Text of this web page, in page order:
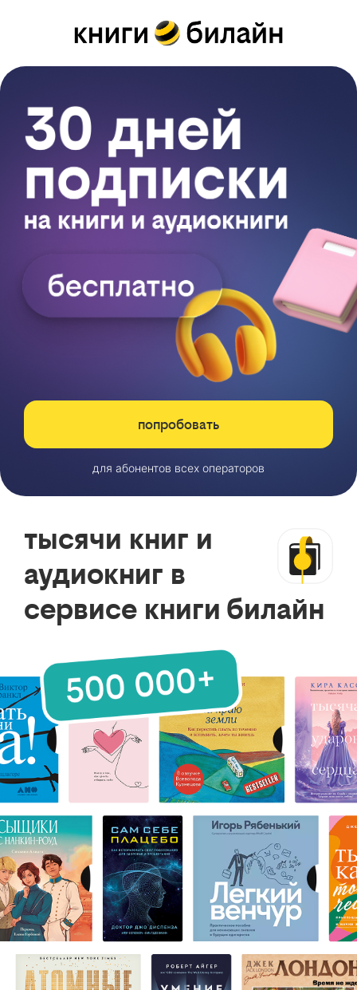
попробовать
для абонентов всех операторов
тысячи книг и
аудиокниг в
сервисе книги билайн